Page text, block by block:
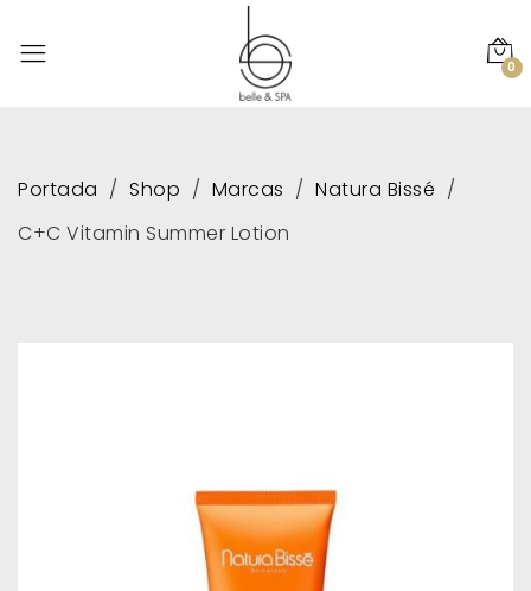
0
Portada Shop Marcas
Natura Bissé
C+C Vitamin Summer Lotion